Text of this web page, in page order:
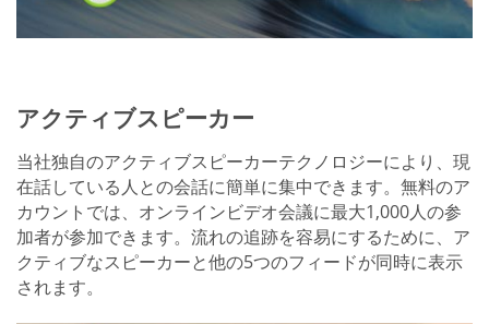
アクティブスピーカー
当社独自のアクティブスピーカーテクノロジーにより、現
在話している人との会話に簡単に集中できます。無料のア
カウントでは、オンラインビデオ会議に最大1,000人の参
加者が参加できます。流れの追跡を容易にするために、ア
クティブなスピーカーと他の5つのフィードが同時に表示
されます。